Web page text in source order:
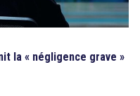
la « négligence grave »